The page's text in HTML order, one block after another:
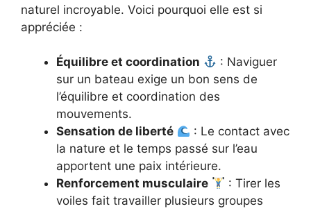
naturel incroyable. Voici pourquoi elle est si
appréciée :
Équilibre et coordination
: Naviguer
sur un bateau exige un bon sens de
l’équilibre et coordination des
mouvements.
Sensation de liberté
: Le contact avec
la nature et le temps passé sur l’eau
apportent une paix intérieure.
Renforcement musculaire
: Tirer les
voiles fait travailler plusieurs groupes